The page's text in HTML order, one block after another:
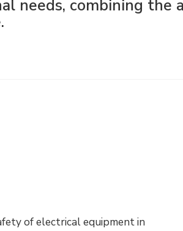
needs, combining the
of electrical equipment in